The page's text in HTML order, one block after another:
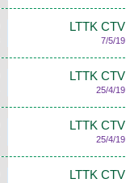
LTTK CTV
7/5/19
LTTK CTV
25/4/19
LTTK CTV
25/4/19
LTTK CTV